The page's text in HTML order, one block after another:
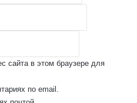
сайта в этом браузере для
по email.